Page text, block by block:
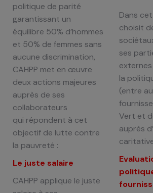
politique de parité
garantissant un
équilibre 50% d’hommes
et 50% de femmes sans
aucune discrimination,
CAHPP met en œuvre
deux actions majeures
auprès de ses
collaborateurs
qui répondent à cet
objectif de lutte contre
la pauvreté :
Le juste salaire
CAHPP applique le juste
Dans
choisit
ses
externes
la
(entre
Vert et
auprès